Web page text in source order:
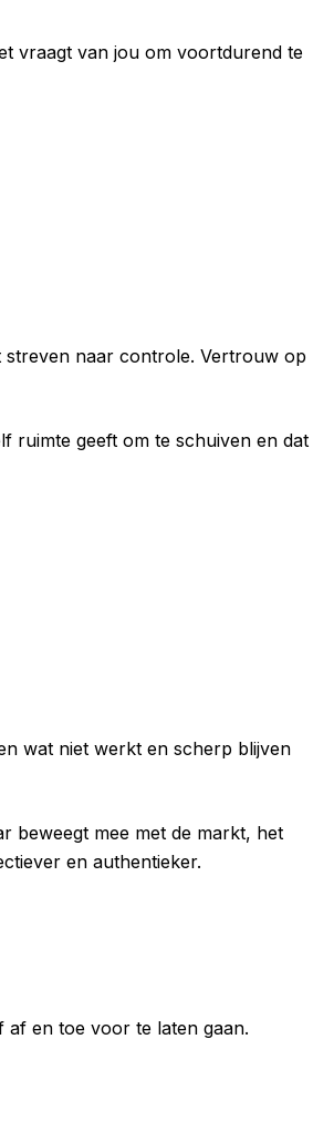
vraagt van jou om voortdurend te
streven naar controle. Vertrouw op
ruimte geeft om te schuiven en dat
wat niet werkt en scherp blijven
beweegt mee met de markt, het
en authentieker.
af en toe voor te laten gaan.